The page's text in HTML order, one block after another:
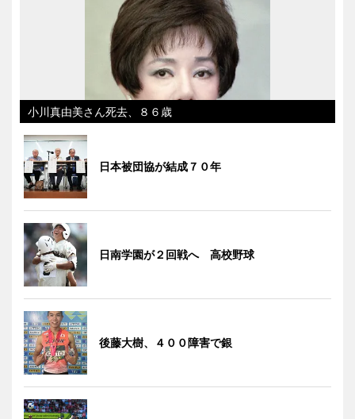
小川真由美さん死去、８６歳
日本被団協が結成７０年
日南学園が２回戦へ 高校野球
後藤大樹、４００障害で銀